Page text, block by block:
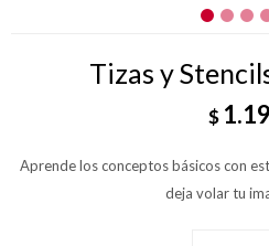
Tizas y
$
Aprende los conceptos básicos con
deja volar tu